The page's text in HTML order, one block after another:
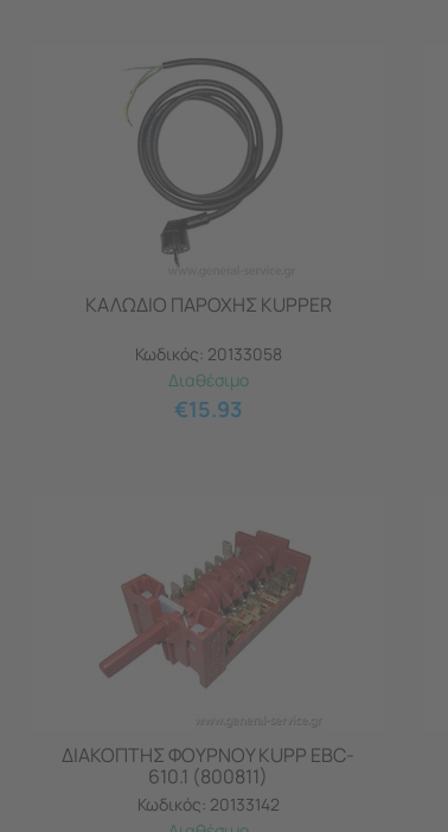
ΚΑΛΩΔΙΟ ΠΑΡΟΧΗΣ KUPPER
Κωδικός: 20133058
Διαθέσιμο
€15.93
ΔΙΑΚΟΠΤΗΣ ΦΟΥΡΝΟΥ KUPP EBC-
610.1 (800811)
Κωδικός: 20133142